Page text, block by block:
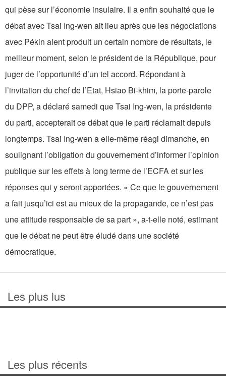
qui pèse sur l’économie insulaire. Il a enfin souhaité que le
débat avec Tsai Ing-wen ait lieu après que les négociations
avec Pékin aient produit un certain nombre de résultats, le
meilleur moment, selon le président de la République, pour
juger de l’opportunité d’un tel accord. Répondant à
l’invitation du chef de l’Etat, Hsiao Bi-khim, la porte-parole
du DPP, a déclaré samedi que Tsai Ing-wen, la présidente
du parti, accepterait ce débat que le parti réclamait depuis
longtemps. Tsai Ing-wen a elle-même réagi dimanche, en
soulignant l’obligation du gouvernement d’informer l’opinion
publique sur les effets à long terme de l’ECFA et sur les
réponses qui y seront apportées. « Ce que le gouvernement
a fait jusqu’ici est au mieux de la propagande, ce n’est pas
une attitude responsable de sa part », a-t-elle noté, estimant
que le débat ne peut être éludé dans une société
démocratique.
Les plus lus
Les plus récents